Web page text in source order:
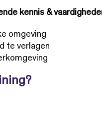
kennis &
omgeving
te verlagen